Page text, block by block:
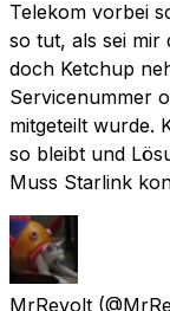
Telekom vorbei
so tut, als sei mir
doch Ketchup
Servicenummer
mitgeteilt wurde.
so bleibt und
Muss Starlink
MrRevolt